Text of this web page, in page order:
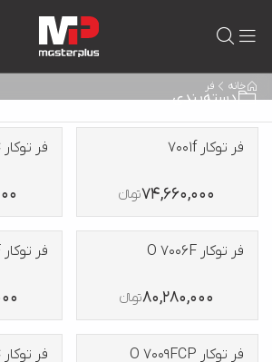
دسته‌بندی
خانه فر
فر توکار 7001f
74,660,000تومانءءء
فر توکار O 302FC
فر توکار O 7006F
80,280,000تومانءءء
فر توکار O 7007F
فر توکار O 7009FCP فر توکار O 7008FC